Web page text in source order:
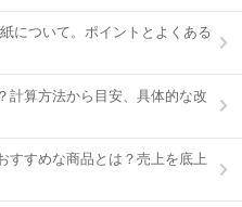
について。ポイントとよくある
計算方法から目安、具体的な改
すすめな商品とは？売上を底上